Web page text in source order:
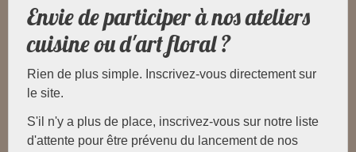
Envie de participer à nos ateliers
cuisine ou d'art floral ?
Rien de plus simple. Inscrivez-vous directement sur
le site.
S'il n'y a plus de place, inscrivez-vous sur notre liste
d'attente pour être prévenu du lancement de nos